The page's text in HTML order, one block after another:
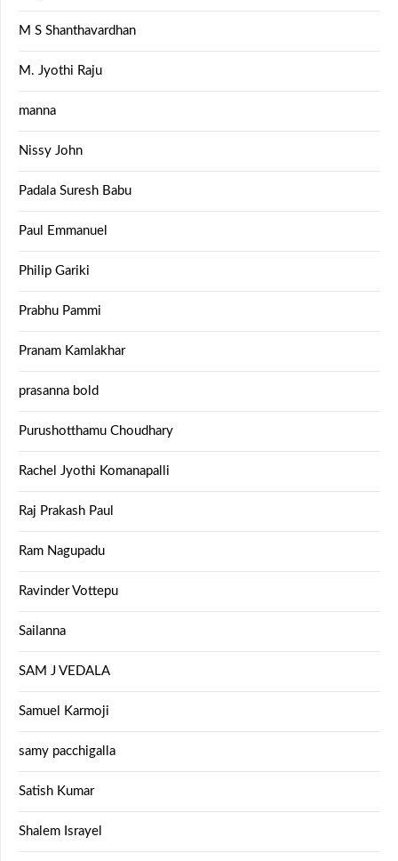
M S Shanthavardhan
M. Jyothi Raju
manna
Nissy John
Padala Suresh Babu
Paul Emmanuel
Philip Gariki
Prabhu Pammi
Pranam Kamlakhar
prasanna bold
Purushotthamu Choudhary
Rachel Jyothi Komanapalli
Raj Prakash Paul
Ram Nagupadu
Ravinder Vottepu
Sailanna
SAM J VEDALA
Samuel Karmoji
samy pacchigalla
Satish Kumar
Shalem Israyel